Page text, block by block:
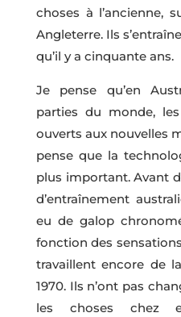
choses à l’ancienne,
Angleterre. Ils
qu’il y a cinquante ans.
Je pense qu’en
parties du monde,
ouverts aux nouvelles
pense que la
plus important. Avant
d’entraînement
eu de galop
fonction des
travaillent encore de
1970. Ils n’ont pas
les choses chez